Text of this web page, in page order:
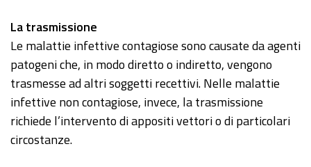
La trasmissione
Le malattie infettive contagiose sono causate da agenti
patogeni che, in modo diretto o indiretto, vengono
trasmesse ad altri soggetti recettivi. Nelle malattie
infettive non contagiose, invece, la trasmissione
richiede l’intervento di appositi vettori o di particolari
circostanze.